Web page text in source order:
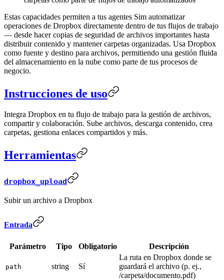
Estas capacidades permiten a tus agentes Sim automatizar
operaciones de Dropbox directamente dentro de tus flujos de trabajo
— desde hacer copias de seguridad de archivos importantes hasta
distribuir contenido y mantener carpetas organizadas. Usa Dropbox
como fuente y destino para archivos, permitiendo una gestión fluida
del almacenamiento en la nube como parte de tus procesos de
negocio.
Instrucciones de uso
Integra Dropbox en tu flujo de trabajo para la gestión de archivos,
compartir y colaboración. Sube archivos, descarga contenido, crea
carpetas, gestiona enlaces compartidos y más.
Herramientas
dropbox_upload
Subir un archivo a Dropbox
Entrada
Parámetro Tipo Obligatorio Descripción
path string Sí
La ruta en Dropbox donde se
guardará el archivo (p. ej.,
/carpeta/documento.pdf)